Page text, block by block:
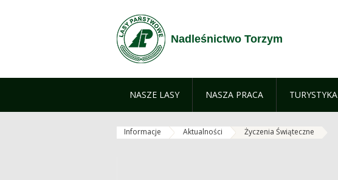
Nadleśnictwo Torzym
NASZE LASY NASZA PRACA TURYSTYKA
Informacje Aktualności Życzenia Świąteczne